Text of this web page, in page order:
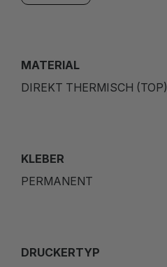
MATERIAL
DIREKT THERMISCH (TOP)
KLEBER
PERMANENT
DRUCKERTYP